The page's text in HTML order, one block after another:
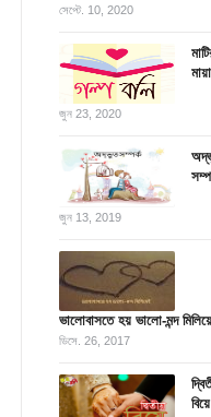
সেপ্টে. 10, 2020
মায়া
জুন 23, 2020
জুন 13, 2019
ভালোবাসতে হয় ভালো-মন্দ
ডিসে. 26, 2017
বিয়ে